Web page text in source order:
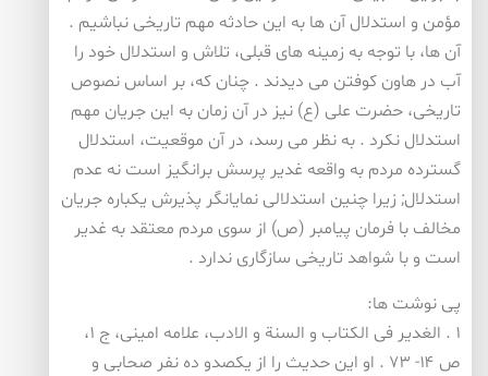
مؤمن و استدلال آن ها به این حادثه مهم تاریخی نباشیم .
آن ها، با توجه به زمینه های قبلی، تلاش و استدلال خود را
آب در هاون كوفتن می دیدند . چنان كه، بر اساس نصوص
تاریخی، حضرت علی (ع) نیز در آن زمان به این جریان مهم
استدلال نكرد . به نظر می رسد، در آن موقعیت، استدلال
گسترده مردم به واقعه غدیر پرسش برانگیز است نه عدم
استدلال; زیرا چنین استدلالی نمایانگر پذیرش یكباره جریان
مخالف با فرمان پیامبر (ص) از سوی مردم معتقد به غدیر
است و با شواهد تاریخی سازگاری ندارد .
پی نوشت ها:
۱ . الغدیر فی الكتاب و السنة و الادب، علامه امینی، ج ۱،
ص ۱۴- ۷۳ . او این حدیث را از یكصدو ده نفر صحابی و